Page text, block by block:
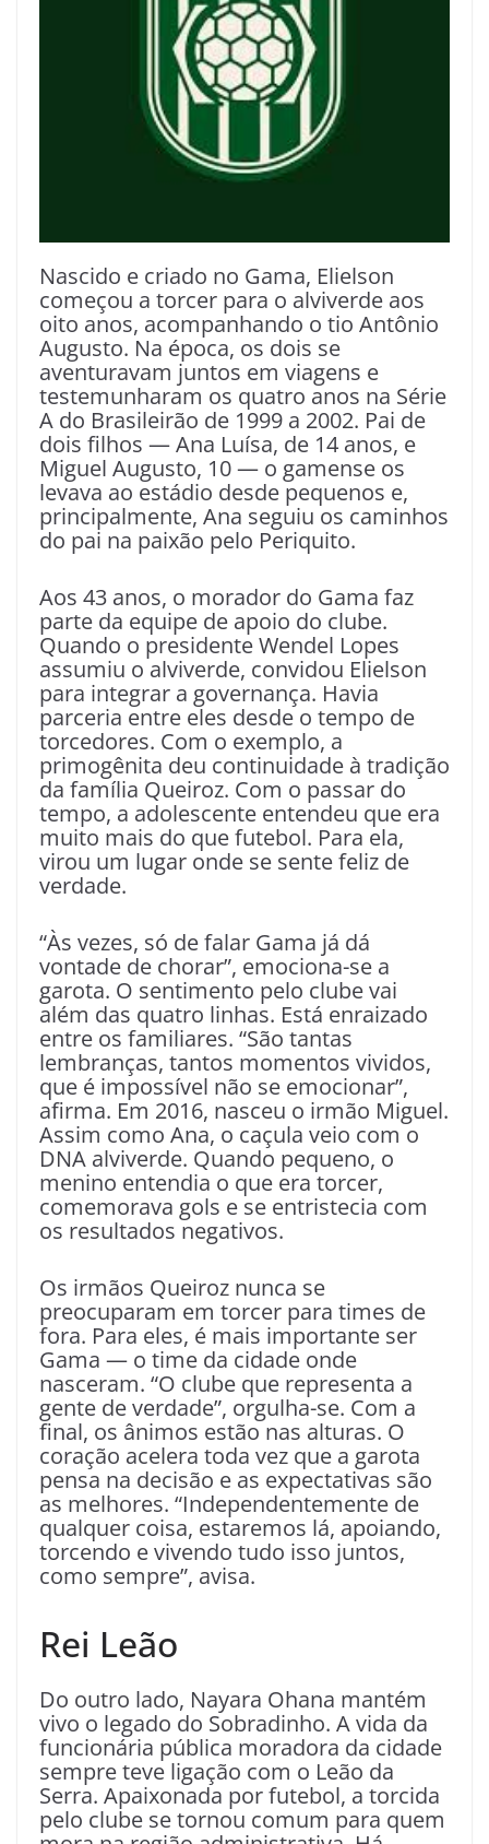
Nascido e criado no Gama, Elielson
começou a torcer para o alviverde aos
oito anos, acompanhando o tio Antônio
Augusto. Na época, os dois se
aventuravam juntos em viagens e
testemunharam os quatro anos na Série
A do Brasileirão de 1999 a 2002. Pai de
dois filhos — Ana Luísa, de 14 anos, e
Miguel Augusto, 10 — o gamense os
levava ao estádio desde pequenos e,
principalmente, Ana seguiu os caminhos
do pai na paixão pelo Periquito.
Aos 43 anos, o morador do Gama faz
parte da equipe de apoio do clube.
Quando o presidente Wendel Lopes
assumiu o alviverde, convidou Elielson
para integrar a governança. Havia
parceria entre eles desde o tempo de
torcedores. Com o exemplo, a
primogênita deu continuidade à tradição
da família Queiroz. Com o passar do
tempo, a adolescente entendeu que era
muito mais do que futebol. Para ela,
virou um lugar onde se sente feliz de
verdade.
“Às vezes, só de falar Gama já dá
vontade de chorar”, emociona-se a
garota. O sentimento pelo clube vai
além das quatro linhas. Está enraizado
entre os familiares. “São tantas
lembranças, tantos momentos vividos,
que é impossível não se emocionar”,
afirma. Em 2016, nasceu o irmão Miguel.
Assim como Ana, o caçula veio com o
DNA alviverde. Quando pequeno, o
menino entendia o que era torcer,
comemorava gols e se entristecia com
os resultados negativos.
Os irmãos Queiroz nunca se
preocuparam em torcer para times de
fora. Para eles, é mais importante ser
Gama — o time da cidade onde
nasceram. “O clube que representa a
gente de verdade”, orgulha-se. Com a
final, os ânimos estão nas alturas. O
coração acelera toda vez que a garota
pensa na decisão e as expectativas são
as melhores. “Independentemente de
qualquer coisa, estaremos lá, apoiando,
torcendo e vivendo tudo isso juntos,
como sempre”, avisa.
Rei Leão
Do outro lado, Nayara Ohana mantém
vivo o legado do Sobradinho. A vida da
funcionária pública moradora da cidade
sempre teve ligação com o Leão da
Serra. Apaixonada por futebol, a torcida
pelo clube se tornou comum para quem